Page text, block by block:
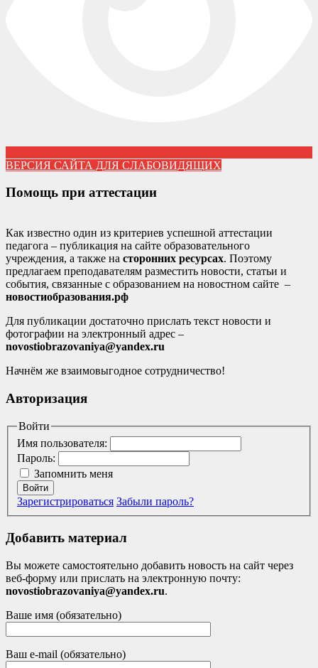
ВЕРСИЯ САЙТА ДЛЯ СЛАБОВИДЯЩИХ
Помощь при аттестации
Как известно один из критериев успешной аттестации
педагога – публикация на сайте образовательного
учреждения, а также на сторонних ресурсах. Поэтому
предлагаем преподавателям разместить новости, статьи и
события, связанные с образованием на новостном сайте –
новостиобразования.рф
Для публикации достаточно прислать текст новости и
фотографии на электронный адрес –
novostiobrazovaniya@yandex.ru
Начнём же взаимовыгодное сотрудничество!
Авторизация
Войти
Имя пользователя:
Пароль:
Запомнить меня
Войти
Зарегистрироваться Забыли пароль?
Добавить материал
Вы можете самостоятельно добавить новость на сайт через
веб-форму или прислать на электронную почту:
novostiobrazovaniya@yandex.ru.
Ваше имя (обязательно)
Ваш e-mail (обязательно)